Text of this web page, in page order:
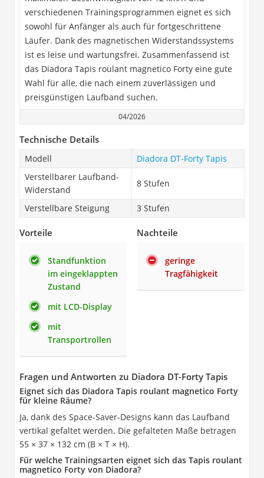
verschiedenen Trainingsprogrammen eignet es sich
sowohl für Anfänger als auch für fortgeschrittene
Läufer. Dank des magnetischen Widerstandssystems
ist es leise und wartungsfrei. Zusammenfassend ist
das Diadora Tapis roulant magnetico Forty eine gute
Wahl für alle, die nach einem zuverlässigen und
preisgünstigen Laufband suchen.
04/2026
Technische Details
Modell
Diadora DT-Forty Tapis
Verstellbarer Laufband-
Widerstand
8 Stufen
Verstellbare Steigung 3 Stufen
Vorteile
Standfunktion
im eingeklappten
Zustand
mit LCD-Display
mit
Transportrollen
Nachteile
geringe
Tragfähigkeit
Fragen und Antworten zu Diadora DT-Forty Tapis
Eignet sich das Diadora Tapis roulant magnetico Forty
für kleine Räume?
Ja, dank des Space-Saver-Designs kann das Laufband
vertikal gefaltet werden. Die gefalteten Maße betragen
55 × 37 × 132 cm (B × T × H).
Für welche Trainingsarten eignet sich das Tapis roulant
magnetico Forty von Diadora?